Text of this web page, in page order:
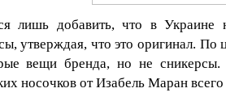
лишь добавить, что в Украине
утверждая, что это оригинал.
вещи бренда, но не
носочков от Изабель Маран всего